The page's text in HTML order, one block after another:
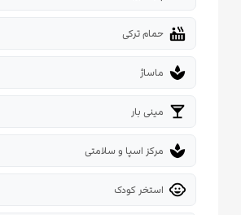
hot_tub حمام ترکی
spa ماساژ
local_bar مینی بار
spa مرکز اسپا و سلامتی
child_care استخر کودک